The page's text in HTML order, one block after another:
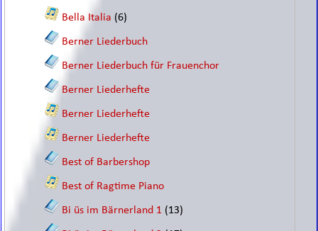
Bella Italia (6)
Berner Liederbuch
Berner Liederbuch für Frauenchor
Berner Liederhefte
Berner Liederhefte
Berner Liederhefte
Best of Barbershop
Best of Ragtime Piano
Bi üs im Bärnerland 1 (13)